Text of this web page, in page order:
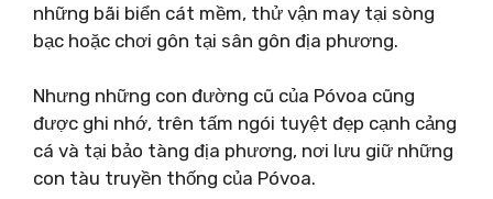
những bãi biển cát mềm, thử vận ​​​​may tại sòng
bạc hoặc chơi gôn tại sân gôn địa phương.
Nhưng những con đường cũ của Póvoa cũng
được ghi nhớ, trên tấm ngói tuyệt đẹp cạnh cảng
cá và tại bảo tàng địa phương, nơi lưu giữ những
con tàu truyền thống của Póvoa.